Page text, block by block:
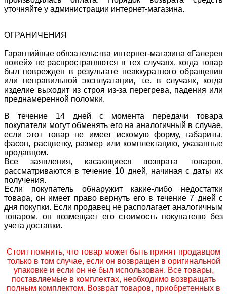
уточняйте у администрации интернет-магазина.
ОГРАНИЧЕНИЯ
Гарантийные обязательства интернет-магазина «Галерея
ножей» не распространяются в тех случаях, когда товар
был поврежден в результате неаккуратного обращения
или неправильной эксплуатации, т.е. в случаях, когда
изделие выходит из строя из-за перегрева, падения или
преднамеренной поломки.
В течение 14 дней с момента передачи товара
покупатели могут обменять его на аналогичный в случае,
если этот товар не имеет искомую форму, габариты,
фасон, расцветку, размер или комплектацию, указанные
продавцом.
Все заявления, касающиеся возврата товаров,
рассматриваются в течение 10 дней, начиная с даты их
получения.
Если покупатель обнаружит какие-либо недостатки
товара, он имеет право вернуть его в течение 7 дней с
дня покупки. Если продавец не располагает аналогичным
товаром, он возмещает его стоимость покупателю без
учета доставки.
Стоит помнить, что товар может быть принят продавцом
только в том случае, если он возвращен в оригинальной
упаковке и если он не был использован. Все товары,
поставляемые в комплектах, необходимо возвращать
полным комплектом. Возврат товаров, приобретенных в